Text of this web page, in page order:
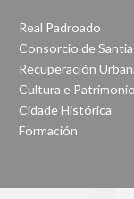
Real Padroado
Consorcio de
Recuperación
Cultura e Patrimonio
Cidade Histórica
Formación